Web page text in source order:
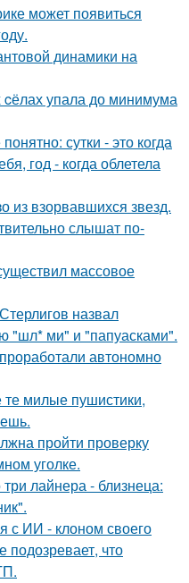
может появиться
динамики на
cёлах упала до минимума
сутки - это когда
год - когда облетела
из взорвавшихся звезд.
слышат по-
массовое
назвал
"шл* ми" и "папуасками".
автономно
те милые пушистики,
пройти проверку
уголке.
лайнера - близнеца:
с ИИ - клоном своего
подозревает, что